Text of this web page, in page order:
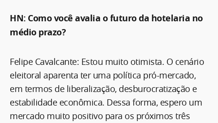
HN: Como você avalia o futuro da hotelaria no
médio prazo?
Felipe Cavalcante: Estou muito otimista. O cenário
eleitoral aparenta ter uma política pró-mercado,
em termos de liberalização, desburocratização e
estabilidade econômica. Dessa forma, espero um
mercado muito positivo para os próximos três